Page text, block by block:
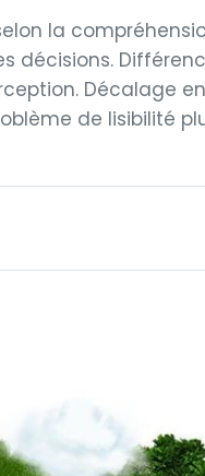
selon la
Décalage
de lisibilité